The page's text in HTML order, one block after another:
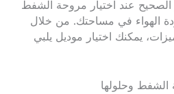
الصحيح عند اختيار مروحة الشفط
الهواء في مساحتك. من خلال
يمكنك اختيار موديل يلبي
وحلولها